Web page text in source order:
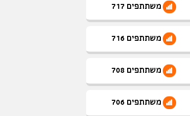
משתתפים 717
משתתפים 716
משתתפים 708
משתתפים 706